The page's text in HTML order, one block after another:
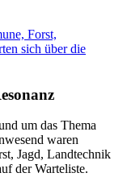
um das Thema
waren
Jagd, Landtechnik
der Warteliste.